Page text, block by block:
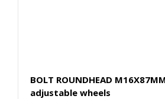
BOLT ROUNDHEAD
adjustable wheels